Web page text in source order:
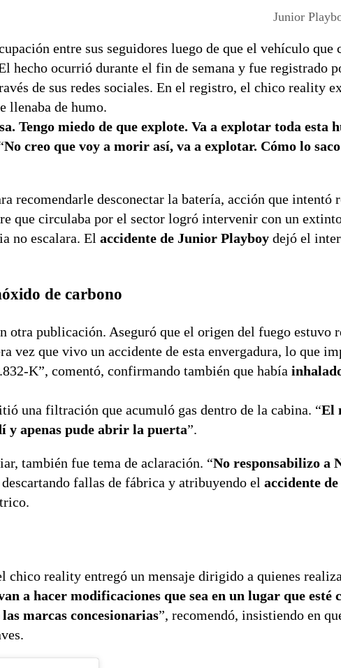
Junior
entre sus seguidores luego de que el vehículo que
hecho ocurrió durante el fin de semana y fue registrado
de sus redes sociales. En el registro, el chico reality
llenaba de humo.
Tengo miedo de que explote. Va a explotar toda esta
No creo que voy a morir así, va a explotar. Cómo lo
recomendarle desconectar la batería, acción que intentó
que circulaba por el sector logró intervenir con un
no escalara. El accidente de Junior Playboy dejó el
de carbono
otra publicación. Aseguró que el origen del fuego estuvo
vez que vivo un accidente de esta envergadura, lo que
K”, comentó, confirmando también que había
una filtración que acumuló gas dentro de la cabina. “El
y apenas pude abrir la puerta”.
también fue tema de aclaración. “No responsabilizo a
fallas de fábrica y atribuyendo el accidente
chico reality entregó un mensaje dirigido a quienes
a hacer modificaciones que sea en un lugar que esté
marcas concesionarias”, recomendó, insistiendo en